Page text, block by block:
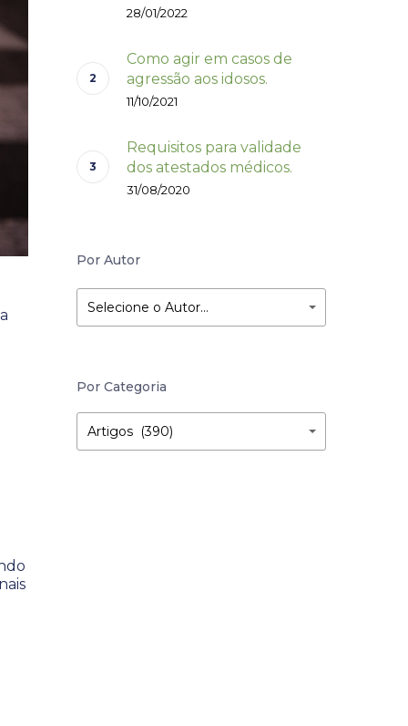
28/01/2022
Como agir em casos de
agressão aos idosos.
11/10/2021
Requisitos para validade
dos atestados médicos.
31/08/2020
Por Autor
Selecione o Autor…
Por Categoria
Por
Categoria
Artigos (390)
Categoria